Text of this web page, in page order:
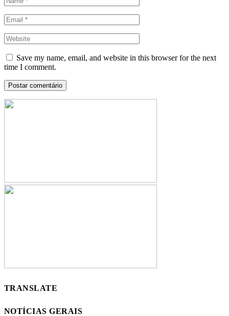
Save my name, email, and website in this browser for the next
time I comment.
TRANSLATE
NOTÍCIAS GERAIS